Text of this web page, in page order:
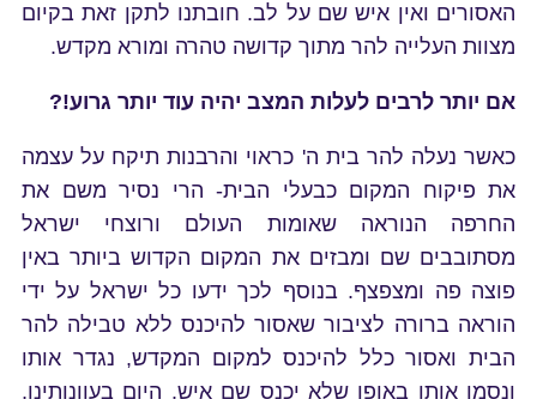
האסורים ואין איש שם על לב. חובתנו לתקן זאת בקיום
מצוות העלייה להר מתוך קדושה טהרה ומורא מקדש.
אם יותר לרבים לעלות המצב יהיה עוד יותר גרוע!?
כאשר נעלה להר בית ה' כראוי והרבנות תיקח על עצמה
את פיקוח המקום כבעלי הבית- הרי נסיר משם את
החרפה הנוראה שאומות העולם ורוצחי ישראל
מסתובבים שם ומבזים את המקום הקדוש ביותר באין
פוצה פה ומצפצף. בנוסף לכך ידעו כל ישראל על ידי
הוראה ברורה לציבור שאסור להיכנס ללא טבילה להר
הבית ואסור כלל להיכנס למקום המקדש, נגדר אותו
ונסמן אותו באופן שלא יכנס שם איש. היום בעוונותינו,